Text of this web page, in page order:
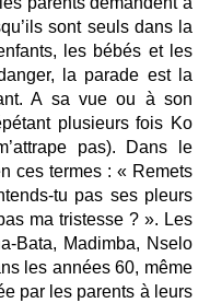
sont seuls dans la
les bébés et les
la parade est la
A sa vue ou à son
plusieurs fois Ko
pas). Dans le
ces termes : « Remets
tu pas ses pleurs
ma tristesse ? ». Les
Bata, Madimba, Nselo
les années 60, même
par les parents à leurs